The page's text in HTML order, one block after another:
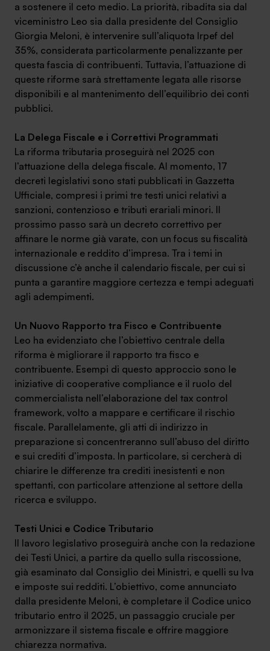
a sostenere il ceto medio. La priorità, ribadita sia dal
viceministro Leo sia dalla presidente del Consiglio
Giorgia Meloni, è intervenire sull’aliquota Irpef del
35%, considerata particolarmente penalizzante per
questa fascia di contribuenti. Tuttavia, l’attuazione di
queste riforme sarà strettamente legata alle risorse
disponibili e al mantenimento dell’equilibrio dei conti
pubblici.
La Delega Fiscale e i Correttivi Programmati
La riforma tributaria proseguirà nel 2025 con
l’attuazione della delega fiscale. Al momento, 17
decreti legislativi sono stati pubblicati in Gazzetta
Ufficiale, compresi i primi tre testi unici relativi a
sanzioni, contenzioso e tributi erariali minori. Il
prossimo passo sarà un decreto correttivo per
affinare le norme già varate, con un focus su fiscalità
internazionale e reddito d’impresa. Tra i temi in
discussione c’è anche il calendario fiscale, per cui si
punta a garantire maggiore certezza e tempi adeguati
agli adempimenti.
Un Nuovo Rapporto tra Fisco e Contribuente
Leo ha evidenziato che l’obiettivo centrale della
riforma è migliorare il rapporto tra fisco e
contribuente. Esempi di questo approccio sono le
iniziative di cooperative compliance e il ruolo del
commercialista nell’elaborazione del tax control
framework, volto a mappare e certificare il rischio
fiscale. Parallelamente, gli atti di indirizzo in
preparazione si concentreranno sull’abuso del diritto
e sui crediti d’imposta. In particolare, si cercherà di
chiarire le differenze tra crediti inesistenti e non
spettanti, con particolare attenzione al settore della
ricerca e sviluppo.
Testi Unici e Codice Tributario
Il lavoro legislativo proseguirà anche con la redazione
dei Testi Unici, a partire da quello sulla riscossione,
già esaminato dal Consiglio dei Ministri, e quelli su Iva
e imposte sui redditi. L’obiettivo, come annunciato
dalla presidente Meloni, è completare il Codice unico
tributario entro il 2025, un passaggio cruciale per
armonizzare il sistema fiscale e offrire maggiore
chiarezza normativa.